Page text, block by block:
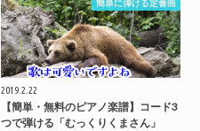
簡単に弾ける定番曲
2019.2.22
【簡単・無料のピアノ楽譜】コード3
つで弾ける「むっくりくまさん」